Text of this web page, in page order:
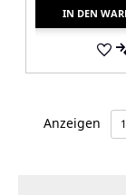
IN DEN
Anzeigen